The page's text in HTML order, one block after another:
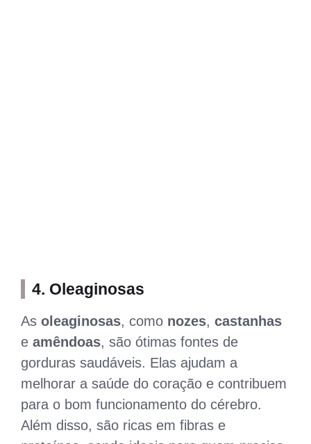
4. Oleaginosas
As oleaginosas, como nozes, castanhas
e amêndoas, são ótimas fontes de
gorduras saudáveis. Elas ajudam a
melhorar a saúde do coração e contribuem
para o bom funcionamento do cérebro.
Além disso, são ricas em fibras e